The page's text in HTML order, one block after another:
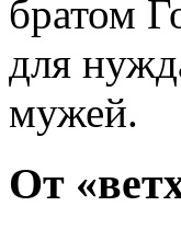
братом
для
мужей.
От